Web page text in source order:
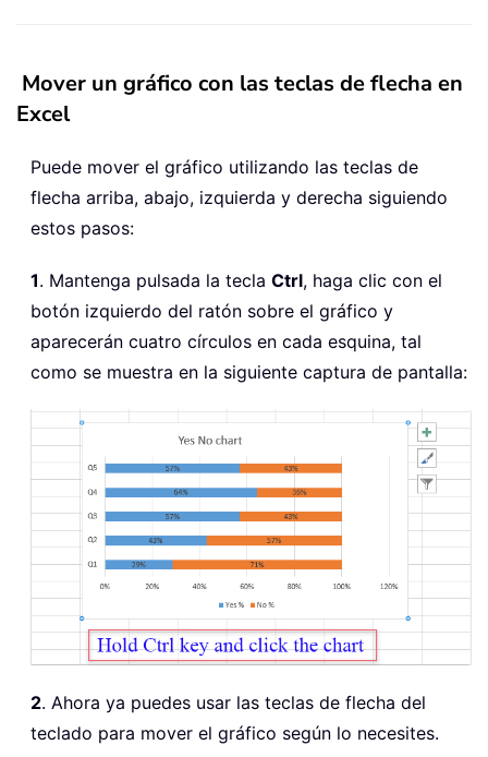
Mover un gráfico con las teclas de flecha en
Excel
Puede mover el gráfico utilizando las teclas de
flecha arriba, abajo, izquierda y derecha siguiendo
estos pasos:
1. Mantenga pulsada la tecla Ctrl, haga clic con el
botón izquierdo del ratón sobre el gráfico y
aparecerán cuatro círculos en cada esquina, tal
como se muestra en la siguiente captura de pantalla:
2. Ahora ya puedes usar las teclas de flecha del
teclado para mover el gráfico según lo necesites.